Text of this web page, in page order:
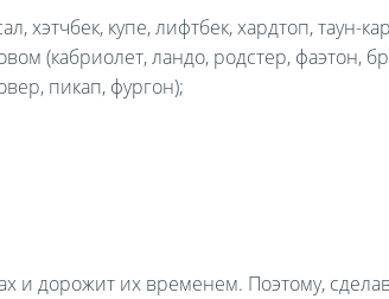
хэтчбек, купе, лифтбек, хардтоп, таун-
(кабриолет, ландо, родстер, фаэтон,
пикап, фургон);
и дорожит их временем. Поэтому,